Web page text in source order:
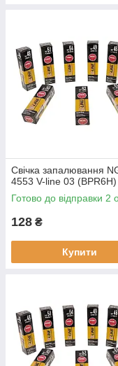
Свічка запалювання
4553 V-line 03 (BPR6H)
Готово до відправки 2
128 ₴
Купити